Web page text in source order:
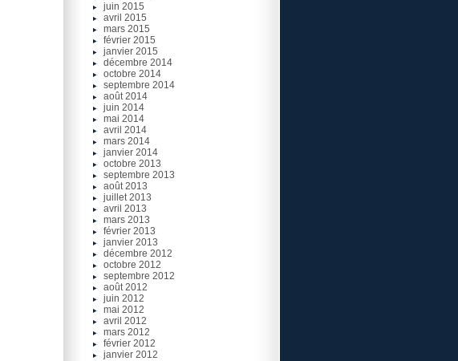
juin 2015
avril 2015
mars 2015
février 2015
janvier 2015
décembre 2014
octobre 2014
septembre 2014
août 2014
juin 2014
mai 2014
avril 2014
mars 2014
janvier 2014
octobre 2013
septembre 2013
août 2013
juillet 2013
avril 2013
mars 2013
février 2013
janvier 2013
décembre 2012
octobre 2012
septembre 2012
août 2012
juin 2012
mai 2012
avril 2012
mars 2012
février 2012
janvier 2012